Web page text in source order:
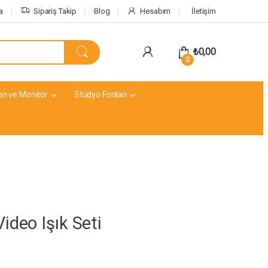
Sipariş Takip Blog Hesabım İletişim
0
₺0,00
ve Monitör Stüdyo Fonları
Işık Seti